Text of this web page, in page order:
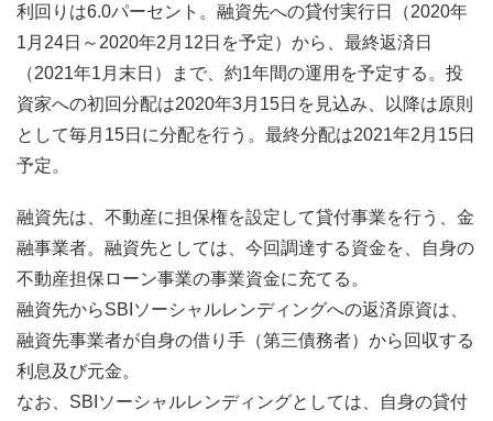
利回りは6.0パーセント。融資先への貸付実行日（2020年
1月24日～2020年2月12日を予定）から、最終返済日
（2021年1月末日）まで、約1年間の運用を予定する。投
資家への初回分配は2020年3月15日を見込み、以降は原則
として毎月15日に分配を行う。最終分配は2021年2月15日
予定。
融資先は、不動産に担保権を設定して貸付事業を行う、金
融事業者。融資先としては、今回調達する資金を、自身の
不動産担保ローン事業の事業資金に充てる。
融資先からSBIソーシャルレンディングへの返済原資は、
融資先事業者が自身の借り手（第三債務者）から回収する
利息及び元金。
なお、SBIソーシャルレンディングとしては、自身の貸付